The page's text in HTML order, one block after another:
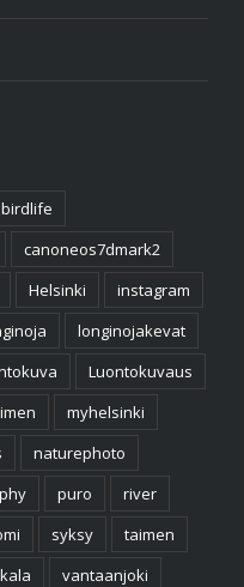
birdlife
canoneos7dmark2
Helsinki
instagram
longinojakevat
Luontokuvaus
myhelsinki
naturephoto
puro
river
syksy
taimen
vantaanjoki